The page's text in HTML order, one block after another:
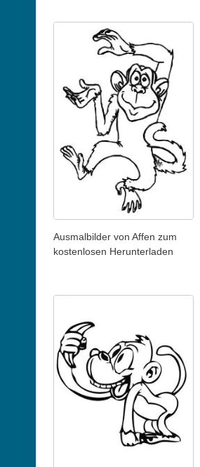
Ausmalbilder von Affen zum
kostenlosen Herunterladen